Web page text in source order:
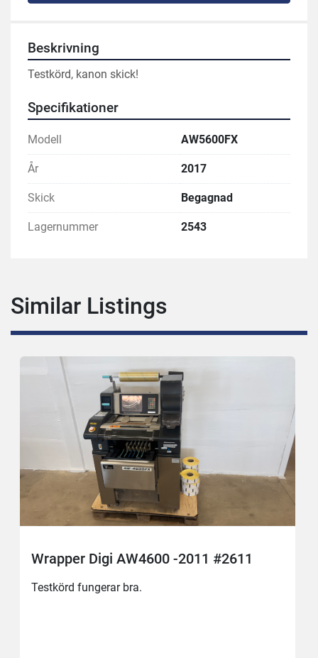
Beskrivning
Testkörd, kanon skick!
Specifikationer
Modell AW5600FX
År 2017
Skick Begagnad
Lagernummer 2543
Similar Listings
Wrapper Digi AW4600 -2011 #2611
Testkörd fungerar bra.